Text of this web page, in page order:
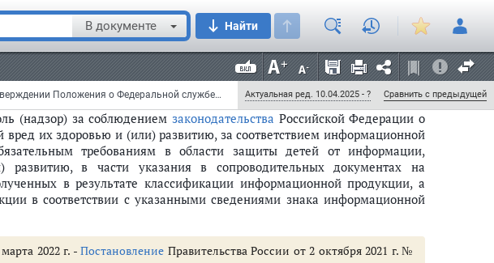
В документе Найти
Постановление Правительства РФ от 30 июня 2004 г. N 322 "Об утверждении Положения о Федеральной службе по надзору в сфере защиты прав потребителей и благополучия человека" (с изменениями и дополнениями) Актуальная ред. 10.04.2025 - ? Сравнить с предыдущей
эпидемиологический контроль (надзор);
(надзор) в области защиты прав потребителей;
пропуска через государственную границу Российской Федерации;
(надзор) за соблюдением законодательства Российской Федерации о
их здоровью и (или) развитию, за соответствием информационной
требованиям в области защиты детей от информации,
в части указания в сопроводительных документах на
в результате классификации информационной продукции, а
в соответствии с указанными сведениями знака информационной
2022 г. - Постановление Правительства России от 2 октября 2021 г. №